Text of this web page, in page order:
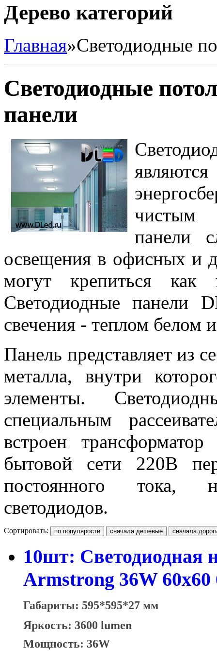
Дерево категорий
Главная»Светодиодные
Светодиодные
панели
чистым
панели
освещения в офисных и
могут крепиться
Светодиодные панели
свечения - теплом белом
Панель представляет из
металла, внутри
элементы.
специальным
встроен
бытовой сети 220В
постоянного тока,
светодиодов.
Сортировать:
10шт: Светодиодная
Armstrong 36W
Габариты: 595*595*27 мм
Яркость: 3600 lumen
Мощность: 36W